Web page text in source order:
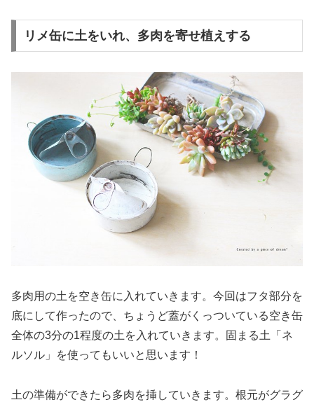
リメ缶に土をいれ、多肉を寄せ植えする
多肉用の土を空き缶に入れていきます。今回はフタ部分を
底にして作ったので、ちょうど蓋がくっついている空き缶
全体の3分の1程度の土を入れていきます。固まる土「ネ
ルソル」を使ってもいいと思います！
土の準備ができたら多肉を挿していきます。根元がグラグ